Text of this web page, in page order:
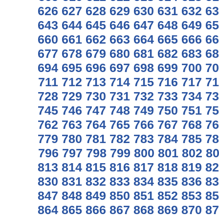
626 627 628 629 630 631 632
643 644 645 646 647 648 649
660 661 662 663 664 665 666
677 678 679 680 681 682 683
694 695 696 697 698 699 700
711 712 713 714 715 716 717
728 729 730 731 732 733 734
745 746 747 748 749 750 751
762 763 764 765 766 767 768
779 780 781 782 783 784 785
796 797 798 799 800 801 802
813 814 815 816 817 818 819
830 831 832 833 834 835 836
847 848 849 850 851 852 853
864 865 866 867 868 869 870